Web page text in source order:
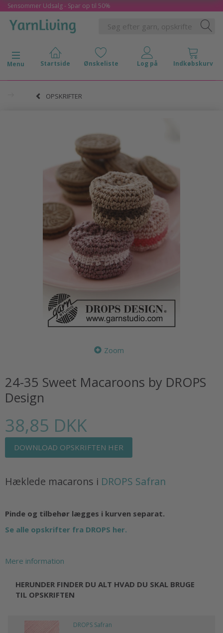
Sensommer Udsalg - Spar op til 50%
Skifte navigation
Menu
OPSKRIFTER
Zoom
24-35 Sweet Macaroons by DROPS
Design
38,85 DKK
DOWNLOAD OPSKRIFTEN HER
Hæklede macarons i DROPS Safran
Pinde og tilbehør lægges i kurven separat.
Se alle opskrifter fra DROPS her.
Mere information
HERUNDER FINDER DU ALT HVAD DU SKAL BRUGE
TIL OPSKRIFTEN
DROPS Safran